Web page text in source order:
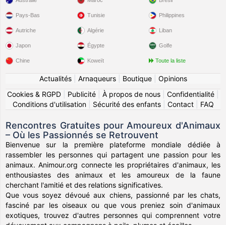
Pays-Bas
Autriche
Japon
Chine
Tunisie
Algérie
Égypte
Koweït
Philippines
Liban
Golfe
Toute la liste
Actualités| Arnaqueurs| Boutique| Opinions
Cookies & RGPD
Publicité À propos de nous Confidentialité
Conditions d'utilisation| Sécurité des enfants| Contact| FAQ
Rencontres Gratuites pour Amoureux d'Animaux
– Où les Passionnés se Retrouvent
Bienvenue sur la première plateforme mondiale dédiée à
rassembler les personnes qui partagent une passion pour les
animaux. Animour.org connecte les propriétaires d'animaux, les
enthousiastes des animaux et les amoureux de la faune
cherchant l'amitié et des relations significatives.
Que vous soyez dévoué aux chiens, passionné par les chats,
fasciné par les oiseaux ou que vous preniez soin d'animaux
exotiques, trouvez d'autres personnes qui comprennent votre